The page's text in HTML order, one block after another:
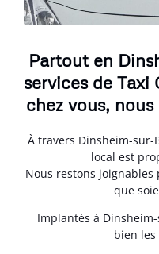
Partout en
services de
chez vous,
À travers Dinsheim-sur-
local est
Nous restons joignables
que
Implantés à
bien les